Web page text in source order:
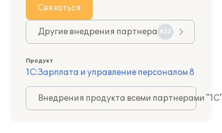
Связаться
Другие внедрения партнера 832
Продукт
1С:Зарплата и управление персоналом 8
Внедрения продукта всеми партнерами